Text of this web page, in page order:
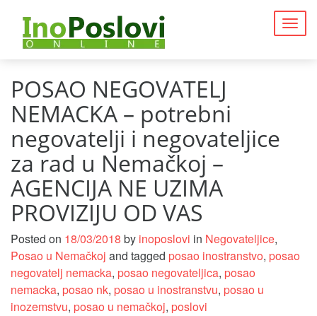
POSAO NEGOVATELJ
NEMACKA – potrebni
negovatelji i negovateljice
za rad u Nemačkoj –
AGENCIJA NE UZIMA
PROVIZIJU OD VAS
Posted on 18/03/2018 by inoposlovi in Negovateljice,
Posao u Nemačkoj and tagged posao inostranstvo, posao
negovatelj nemacka, posao negovateljica, posao
nemacka, posao nk, posao u inostranstvu, posao u
inozemstvu, posao u nemačkoj, poslovi